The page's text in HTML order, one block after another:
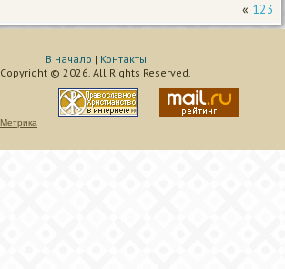
« 123
В начало | Контакты
Copyright © 2026. All Rights Reserved.